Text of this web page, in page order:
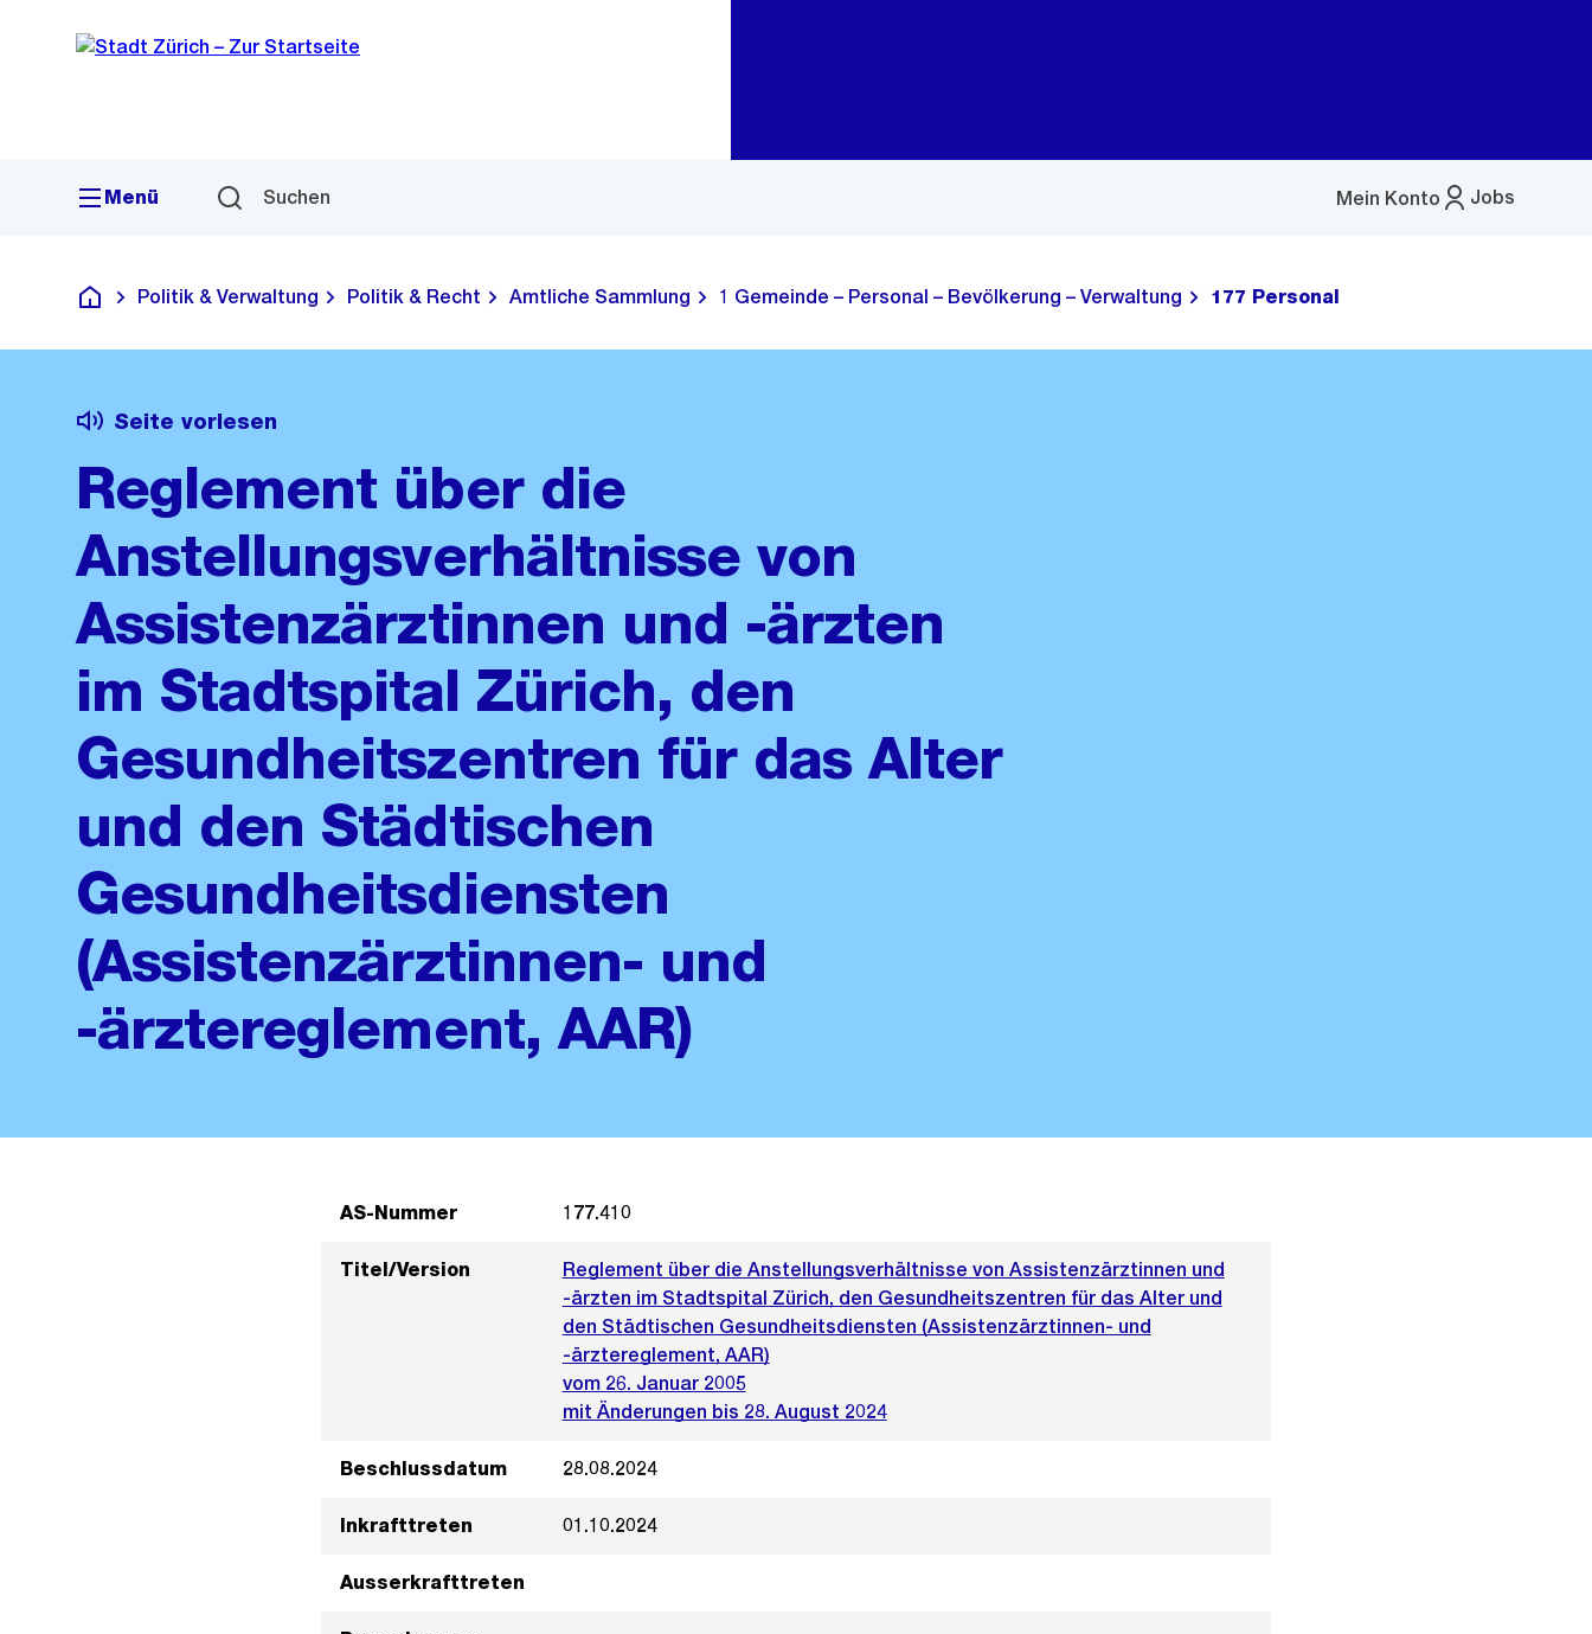
Navigation
Sprunglink
Menü Suchen Jobs
Mein Konto
Menü
Deutsch
Politik & Verwaltung Politik & Recht Amtliche Sammlung 1 Gemeinde – Personal – Bevölkerung – Verwaltung 177 Personal
Seite vorlesen
Reglement über die
Anstellungsverhältnisse von
Assistenzärztinnen und -ärzten
im Stadtspital Zürich, den
Gesundheitszentren für das Alter
und den Städtischen
Gesundheitsdiensten
(Assistenzärztinnen- und
-ärztereglement, AAR)
AS-Nummer 177.410
Titel/Version
Reglement über die Anstellungsverhältnisse von Assistenzärztinnen und
-ärzten im Stadtspital Zürich, den Gesundheitszentren für das Alter und
den Städtischen Gesundheitsdiensten (Assistenzärztinnen- und
-ärztereglement, AAR)
vom 26. Januar 2005
mit Änderungen bis 28. August 2024
Beschlussdatum 28.08.2024
Inkrafttreten 01.10.2024
Ausserkrafttreten